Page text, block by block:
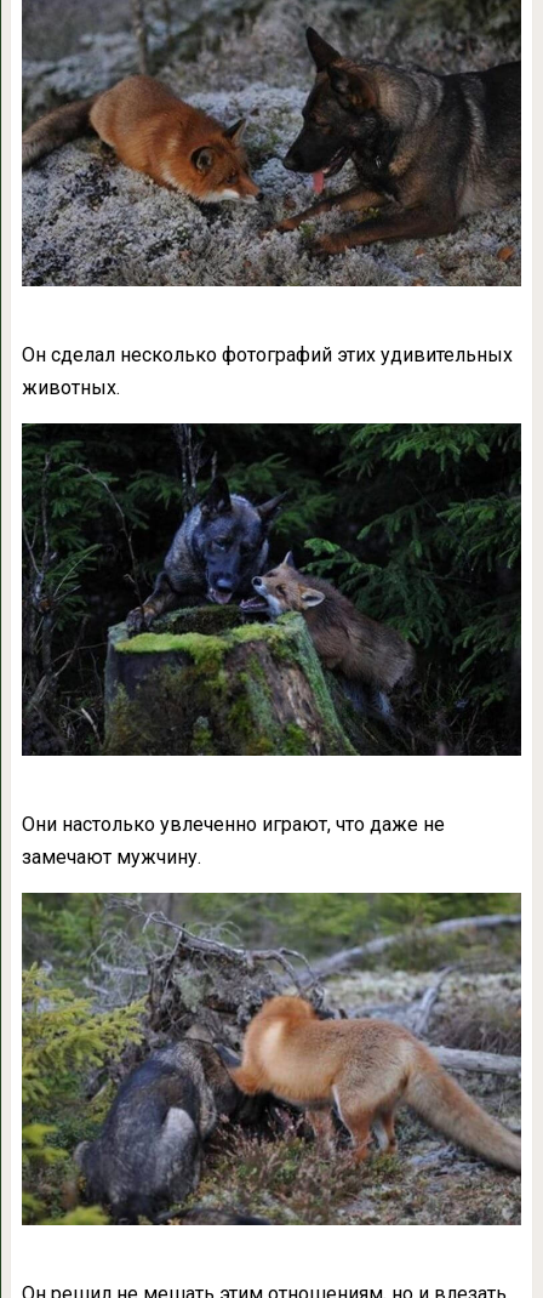
Он сделал несколько фотографий этих удивительных
животных.
Они настолько увлеченно играют, что даже не
замечают мужчину.
Он решил не мешать этим отношениям, но и влезать